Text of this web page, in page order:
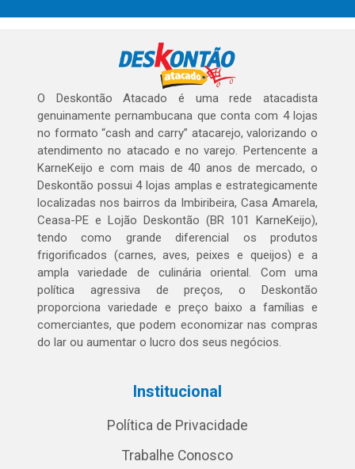
O Deskontão Atacado é uma rede atacadista
genuinamente pernambucana que conta com 4 lojas
no formato “cash and carry” atacarejo, valorizando o
atendimento no atacado e no varejo. Pertencente a
KarneKeijo e com mais de 40 anos de mercado, o
Deskontão possui 4 lojas amplas e estrategicamente
localizadas nos bairros da Imbiribeira, Casa Amarela,
Ceasa-PE e Lojão Deskontão (BR 101 KarneKeijo),
tendo como grande diferencial os produtos
frigorificados (carnes, aves, peixes e queijos) e a
ampla variedade de culinária oriental. Com uma
política agressiva de preços, o Deskontão
proporciona variedade e preço baixo a famílias e
comerciantes, que podem economizar nas compras
do lar ou aumentar o lucro dos seus negócios.
Institucional
Política de Privacidade
Trabalhe Conosco